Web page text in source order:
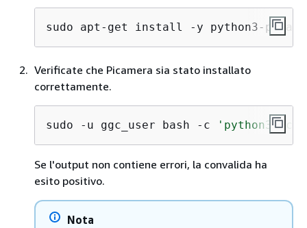
sudo apt-get install -y python3-
Verificate che Picamera sia stato installato
correttamente.
sudo -u ggc_user bash -c 'python3 -c
Se l'output non contiene errori, la convalida ha
esito positivo.
Nota